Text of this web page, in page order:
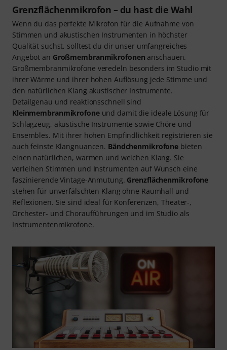
Grenzflächenmikrofon – du hast die Wahl
Wenn du das perfekte Mikrofon für die Aufnahme von
Stimmen und akustischen Instrumenten in höchster
Qualität suchst, solltest du dir unser umfangreiches
Angebot an Großmembranmikrofonen anschauen.
Großmembranmikrofone veredeln besonders im Studio mit
ihrer Wärme und ihrer hohen Auflösung jede Stimme und
den natürlichen Klang akustischer Instrumente.
Detailgenau und reaktionsschnell sind
Kleinmembranmikrofoneund damit die ideale Lösung für
Schlagzeug, akustische Instrumente sowie Chöre und
Ensembles. Mit ihrer hohen Empfindlichkeit registrieren sie
auch feinste Klangnuancen. Bändchenmikrofone bieten
einen natürlichen, warmen und weichen Klang. Sie
verleihen Stimmen und Instrumenten auf Wunsch eine
faszinierende Vintage-Anmutung. Grenzflächenmikrofone
stehen für unverfälschten Klang ohne Raumhall und
Reflexionen. Sie sind ideal für Konferenzen, Theater-,
Orchester- und Choraufführungen und im Studio als
Instrumentenmikrofone.